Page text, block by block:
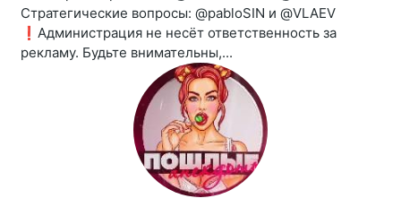
Стратегические вопросы: @pabloSIN и @VLAEV
❗️Администрация не несёт ответственность за
рекламу. Будьте внимательны,...